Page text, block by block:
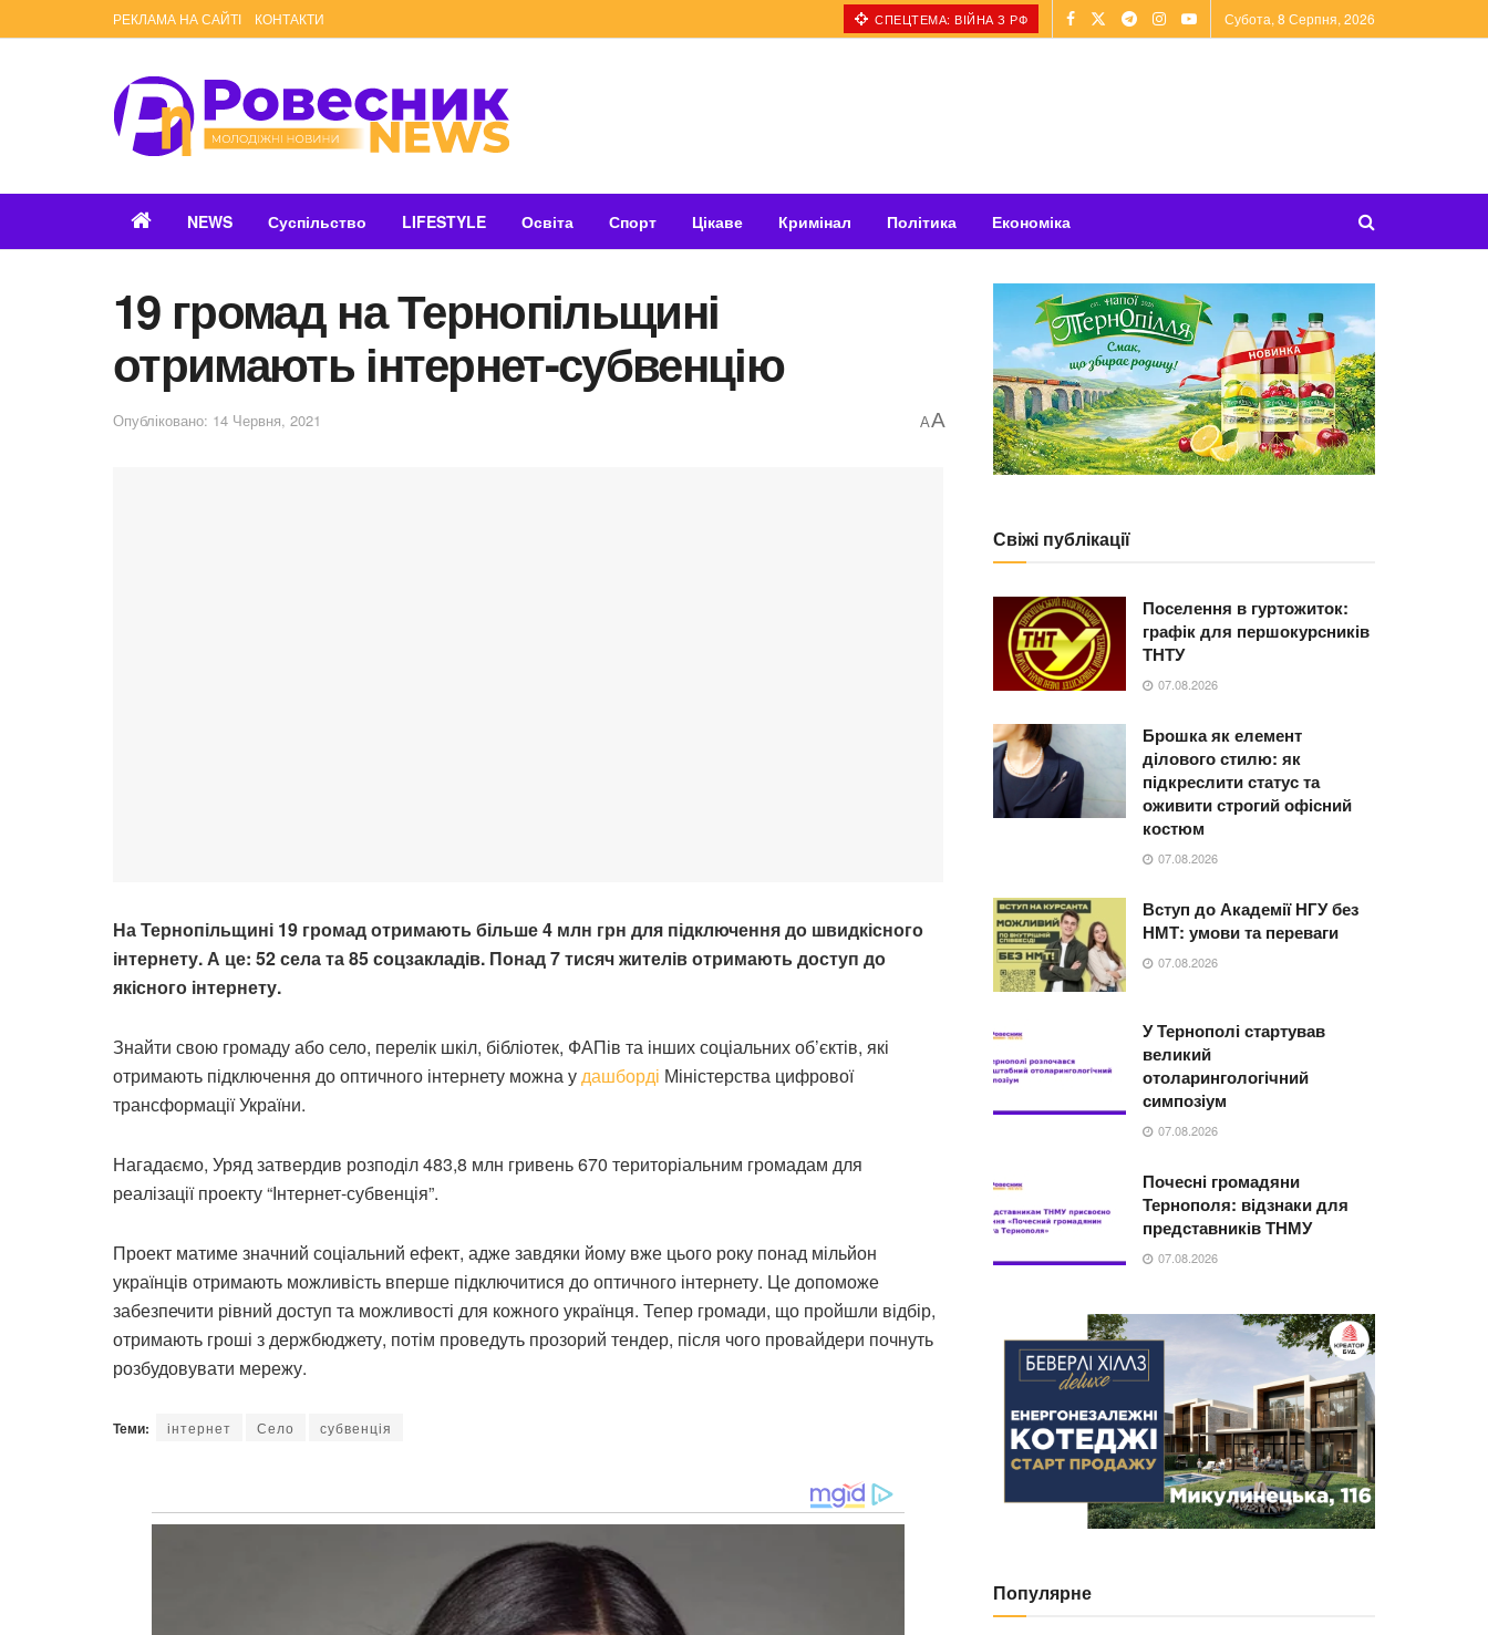
РЕКЛАМА НА САЙТІ КОНТАКТИ СПЕЦТЕМА: ВІЙНА З РФ Субота, 8 Серпня, 2026
NEWS Суспільство LIFESTYLE Освіта Спорт Цікаве Кримінал Політика Економіка
19 громад на Тернопільщині
отримають інтернет-субвенцію
Опубліковано: 14 Червня, 2021 AA
На Тернопільщині 19 громад отримають більше 4 млн грн для підключення до швидкісного
інтернету. А це: 52 села та 85 соцзакладів. Понад 7 тисяч жителів отримають доступ до
якісного інтернету.
Знайти свою громаду або село, перелік шкіл, бібліотек, ФАПів та інших соціальних об’єктів, які
отримають підключення до оптичного інтернету можна удашборді Міністерства цифрової
трансформації України.
Нагадаємо, Уряд затвердив розподіл 483,8 млн гривень 670 територіальним громадам для
реалізації проекту “Інтернет-субвенція”.
Проект матиме значний соціальний ефект, адже завдяки йому вже цього року понад мільйон
українців отримають можливість вперше підключитися до оптичного інтернету. Це допоможе
забезпечити рівний доступ та можливості для кожного українця. Тепер громади, що пройшли відбір,
отримають гроші з держбюджету, потім проведуть прозорий тендер, після чого провайдери почнуть
розбудовувати мережу.
Теми: інтернет Село субвенція
Свіжі публікації
Поселення в гуртожиток:
графік для першокурсників
ТНТУ
07.08.2026
Брошка як елемент
ділового стилю: як
підкреслити статус та
оживити строгий офісний
костюм
07.08.2026
Вступ до Академії НГУ без
НМТ: умови та переваги
07.08.2026
У Тернополі стартував
великий
отоларингологічний
симпозіум
07.08.2026
Почесні громадяни
Тернополя: відзнаки для
представників ТНМУ
07.08.2026
Популярне